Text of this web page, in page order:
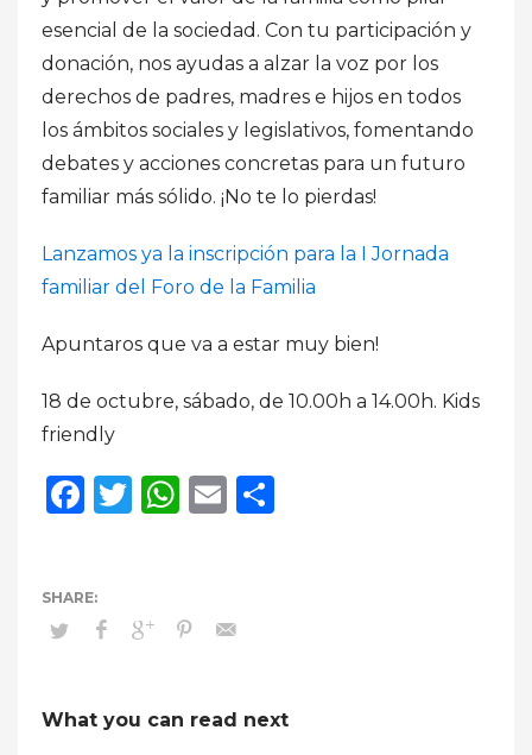
esencial de la sociedad. Con tu participación y
donación, nos ayudas a alzar la voz por los
derechos de padres, madres e hijos en todos
los ámbitos sociales y legislativos, fomentando
debates y acciones concretas para un futuro
familiar más sólido. ¡No te lo pierdas!
Lanzamos ya la inscripción para la I Jornada
familiar del Foro de la Familia
Apuntaros que va a estar muy bien!
18 de octubre, sábado, de 10.00h a 14.00h. Kids
friendly
Facebook
Twitter
WhatsApp
Email
What you can read next